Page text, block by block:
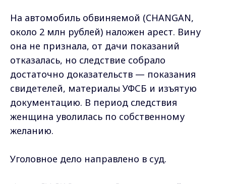
На автомобиль обвиняемой (CHANGAN,
около 2 млн рублей) наложен арест. Вину
она не признала, от дачи показаний
отказалась, но следствие собрало
достаточно доказательств — показания
свидетелей, материалы УФСБ и изъятую
документацию. В период следствия
женщина уволилась по собственному
желанию.
Уголовное дело направлено в суд.